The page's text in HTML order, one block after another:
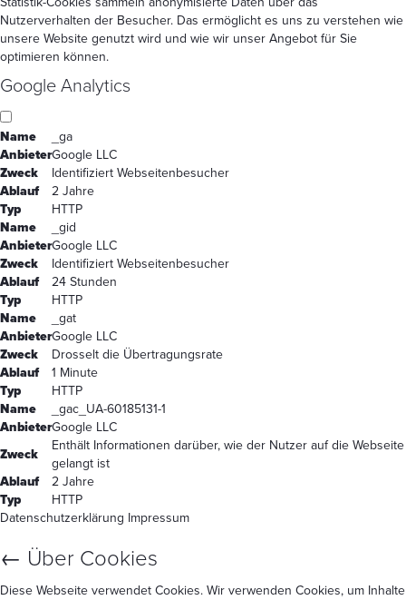
Nutzerverhalten der Besucher. Das ermöglicht es uns zu verstehen wie
unsere Website genutzt wird und wie wir unser Angebot für Sie
optimieren können.
Google Analytics
Name
_ga
AnbieterGoogle LLC
Zweck
Identifiziert Webseitenbesucher
Ablauf
2 Jahre
Typ
HTTP
Name
_gid
AnbieterGoogle LLC
Zweck
Identifiziert Webseitenbesucher
Ablauf
24 Stunden
Typ
HTTP
Name
_gat
AnbieterGoogle LLC
Zweck
Drosselt die Übertragungsrate
Ablauf
1 Minute
Typ
HTTP
Name
_gac_UA-60185131-1
AnbieterGoogle LLC
Zweck
Enthält Informationen darüber, wie der Nutzer auf die Webseite
gelangt ist
Ablauf
2 Jahre
Typ
HTTP
Datenschutzerklärung Impressum
← Über Cookies
Diese Webseite verwendet Cookies. Wir verwenden Cookies, um Inhalte